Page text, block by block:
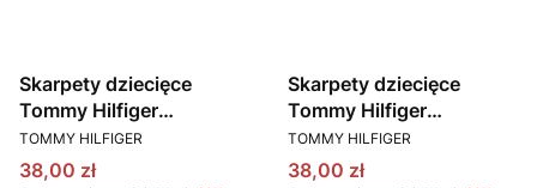
Skarpety dziecięce
Tommy Hilfiger
701226500 granatowy
2-PACK
PRODUCENT
TOMMY HILFIGER
Cena promocyjna
38,00 zł
Skarpety dziecięce
Tommy Hilfiger
701226500 szary
PRODUCENT
TOMMY HILFIGER
Cena promocyjna
38,00 zł